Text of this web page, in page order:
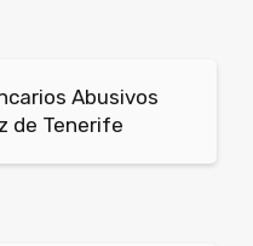
Abusivos
de Tenerife